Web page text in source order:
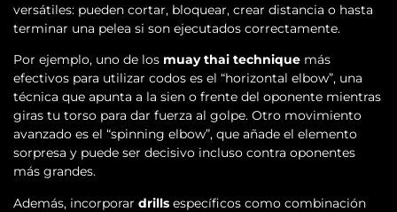
versátiles: pueden cortar, bloquear, crear distancia o hasta
terminar una pelea si son ejecutados correctamente.
Por ejemplo, uno de los muay thai technique más
efectivos para utilizar codos es el “horizontal elbow”, una
técnica que apunta a la sien o frente del oponente mientras
giras tu torso para dar fuerza al golpe. Otro movimiento
avanzado es el “spinning elbow”, que añade el elemento
sorpresa y puede ser decisivo incluso contra oponentes
más grandes.
Además, incorporar drills específicos como combinación